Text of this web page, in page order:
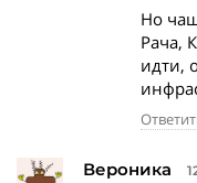
Но
Рача,
идти,
Вероника